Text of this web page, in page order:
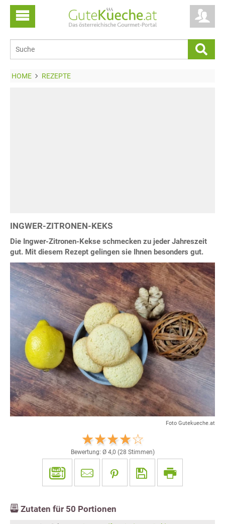
HOME REZEPTE
INGWER-ZITRONEN-KEKS
Die Ingwer-Zitronen-Kekse schmecken zu jeder Jahreszeit
gut. Mit diesem Rezept gelingen sie Ihnen besonders gut.
Foto Gutekueche.at
Bewertung: Ø 4,0 (28 Stimmen)
Zutaten für 50 Portionen